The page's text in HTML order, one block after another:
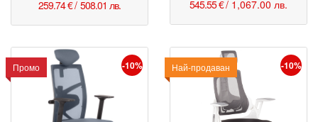
259.74 €/ 508.01 лв. 545.55 €/ 1,067.00 лв.
Промо -10% Промо
Най-продаван -10%